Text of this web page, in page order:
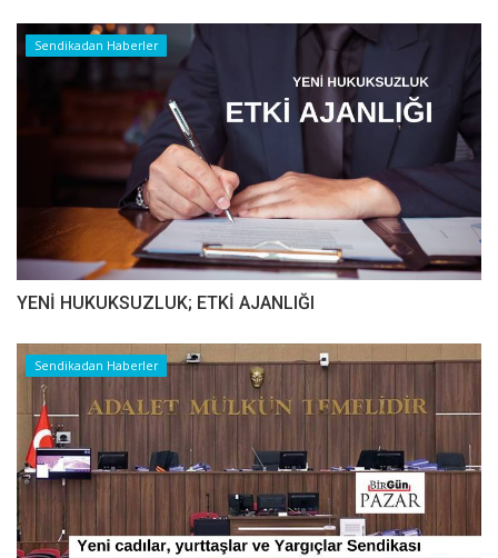
Sendikadan Haberler
YENİ HUKUKSUZLUK; ETKİ AJANLIĞI
Sendikadan Haberler